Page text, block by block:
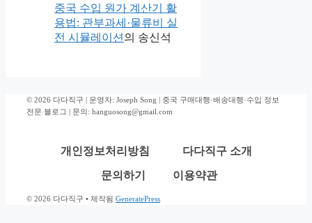
중국 수입 원가 계산기 활
용법: 관부과세·물류비 실
전 시뮬레이션 의 송신석
© 2026 다다직구 | 운영자: Joseph Song | 중국 구매대행·배송대행·수입 정보
전문 블로그 | 문의: hanguosong@gmail.com
개인정보처리방침 다다직구 소개
문의하기 이용약관
© 2026 다다직구 • 제작됨 GeneratePress